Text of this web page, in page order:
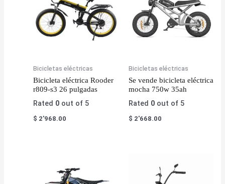
Bicicletas eléctricas
Bicicleta eléctrica Rooder
r809-s3 26 pulgadas
Rated 0 out of 5
$ 2'968.00
Bicicletas eléctricas
Se vende bicicleta eléctrica
mocha 750w 35ah
Rated 0out of 5
$ 2'668.00